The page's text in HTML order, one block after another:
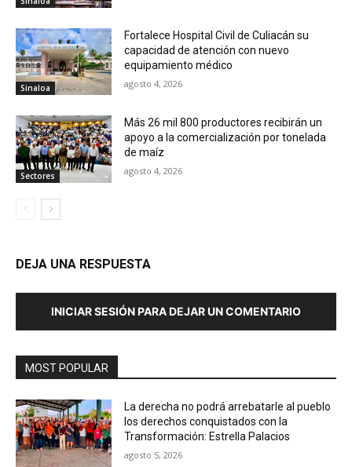
Sinaloa
Fortalece Hospital Civil de Culiacán su
capacidad de atención con nuevo
equipamiento médico
agosto 4, 2026
Sectores
Más 26 mil 800 productores recibirán un
apoyo a la comercialización por tonelada
de maíz
agosto 4, 2026
DEJA UNA RESPUESTA
INICIAR SESIÓN PARA DEJAR UN COMENTARIO
MOST POPULAR
La derecha no podrá arrebatarle al pueblo
los derechos conquistados con la
Transformación: Estrella Palacios
agosto 5, 2026